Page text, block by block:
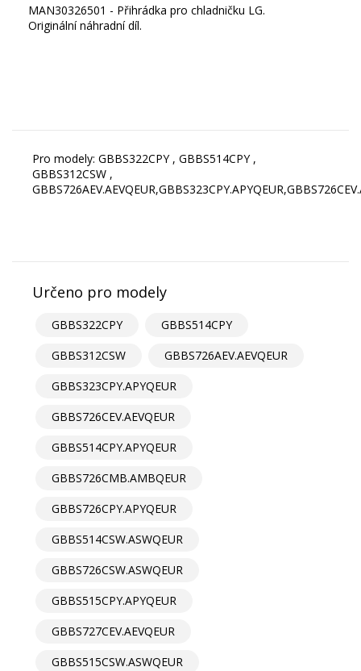
MAN30326501 - Přihrádka pro chladničku LG.
Originální náhradní díl.
Pro modely: GBBS322CPY , GBBS514CPY ,
GBBS312CSW ,
Určeno pro modely
GBBS322CPY
GBBS514CPY
GBBS312CSW
GBBS726AEV.AEVQEUR
GBBS323CPY.APYQEUR
GBBS726CEV.AEVQEUR
GBBS514CPY.APYQEUR
GBBS726CMB.AMBQEUR
GBBS726CPY.APYQEUR
GBBS514CSW.ASWQEUR
GBBS726CSW.ASWQEUR
GBBS515CPY.APYQEUR
GBBS727CEV.AEVQEUR
GBBS515CSW.ASWQEUR